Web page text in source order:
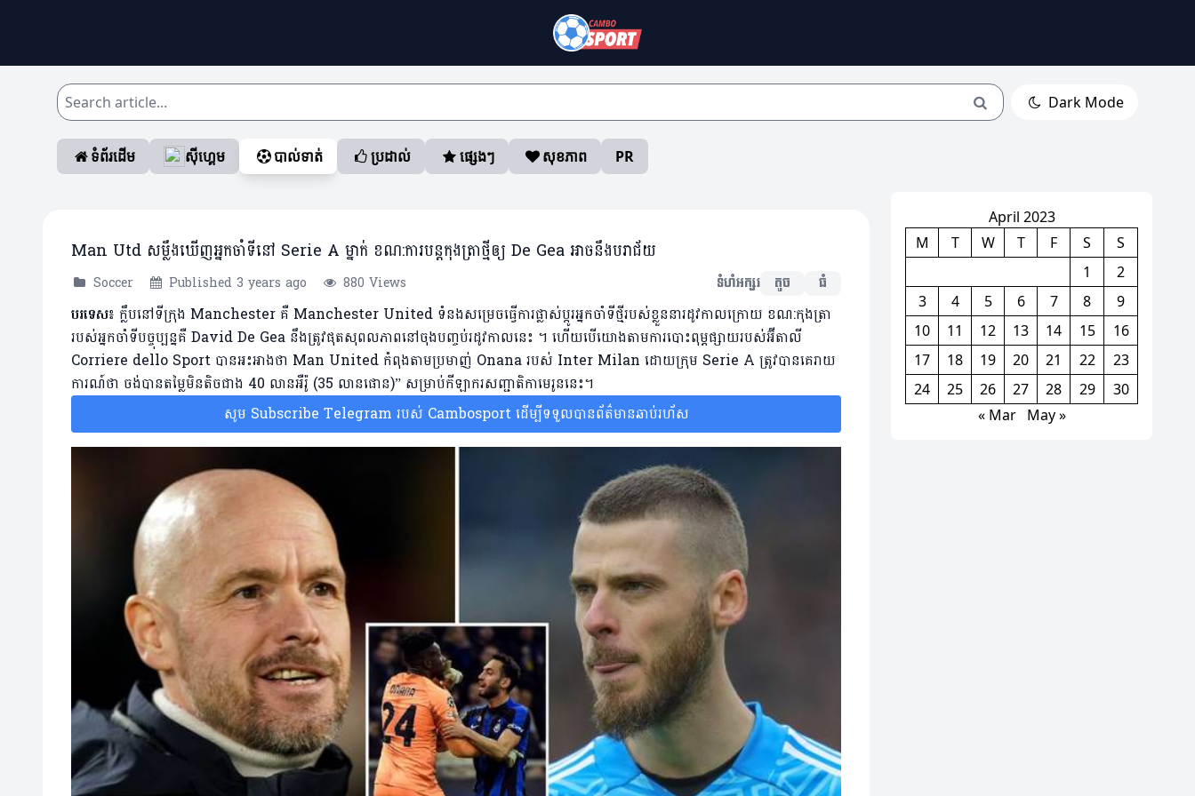
Dark Mode
ទំព័រដើម ស៊ីហ្គេម បាល់ទាត់ ប្រដាល់ ផ្សេងៗ សុខភាព PR
Man Utd សម្លឹងឃើញអ្នកចាំទីនៅ Serie A ម្នាក់ ខណ:ការបន្តកុងត្រាថ្មីឲ្យ De Gea អាចនឹងបរាជ័យ
Soccer Published 3 years ago 880 Views ទំហំអក្សរ តូច ធំ
បរទេស៖ ក្លឹបនៅទីក្រុង Manchester គឺ Manchester United ទំនងសម្រេចធ្វើការផ្លាស់ប្តូរអ្នកចាំទីថ្មីរបស់ខ្លួននារដូវកាលក្រោយ ខណ:កុងត្រា
របស់អ្នកចាំទីបច្ចុប្បន្នគឺ David De Gea នឹងត្រូវផុតសុពលភាពនៅចុងបញ្ចប់រដូវកាលនេះ ។ ហើយបើយោងតាមការបោះពុម្ភផ្សាយរបស់អ៊ីតាលី
Corriere dello Sport បានអះអាងថា Man United កំពុងតាមប្រមាញ់ Onana របស់ Inter Milan ដោយក្រុម Serie A ត្រូវបានគេរាយ
ការណ៍ថា ចង់បានតម្លៃមិនតិចជាង 40 លានអឺរ៉ូ (35 លានផោន)” សម្រាប់កីឡាករសញ្ជាតិកាមេរូននេះ។
សូម Subscribe Telegram របស់ Cambosport ដើម្បីទទួលបានព័ត៌មានឆាប់រហ័ស
April 2023
M
T W T F S
S
1
2
3
4 5 6 7 8
9
10
11 12 13 14 15
16
17
18 19 20 21 22
23
24
25 26 27 28 29
30
« Mar
May »